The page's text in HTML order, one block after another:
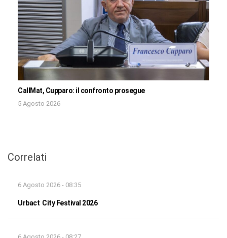
CallMat, Cupparo: il confronto prosegue
5 Agosto 2026
Correlati
6 Agosto 2026 - 08:35
Urbact City Festival 2026